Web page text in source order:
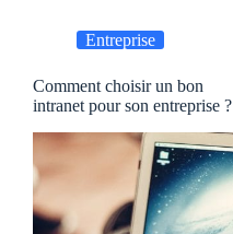
Entreprise
Comment choisir un bon
intranet pour son entreprise ?